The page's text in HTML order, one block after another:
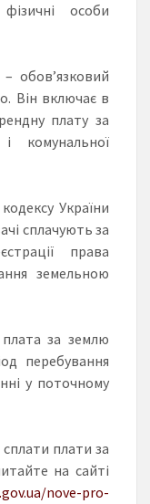
особи
обов’язковий
Він включає в
плату за
комунальної
України
сплачують за
права
земельною
за землю
перебування
у поточному
плати за
на сайті
nove-pro-